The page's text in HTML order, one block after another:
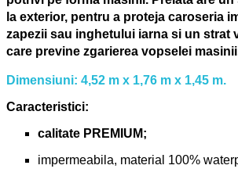
la exterior, pentru a proteja caroseria
zapezii sau inghetului iarna si un strat
care previne zgarierea vopselei
Dimensiuni: 4,52 m x 1,76 m x 1,45 m.
Caracteristici:
calitate PREMIUM;
impermeabila, material 100%